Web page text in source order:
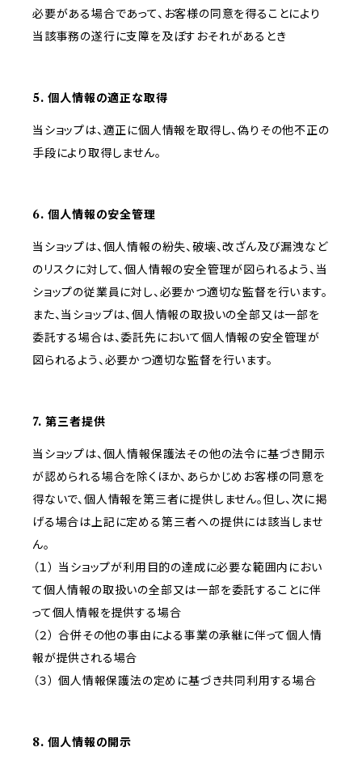
必要がある場合であって、お客様の同意を得ることにより
当該事務の遂行に支障を及ぼすおそれがあるとき
5. 個人情報の適正な取得
当ショップは、適正に個人情報を取得し、偽りその他不正の
手段により取得しません。
6. 個人情報の安全管理
当ショップは、個人情報の紛失、破壊、改ざん及び漏洩など
のリスクに対して、個人情報の安全管理が図られるよう、当
ショップの従業員に対し、必要かつ適切な監督を行います。
また、当ショップは、個人情報の取扱いの全部又は一部を
委託する場合は、委託先において個人情報の安全管理が
図られるよう、必要かつ適切な監督を行います。
7. 第三者提供
当ショップは、個人情報保護法その他の法令に基づき開示
が認められる場合を除くほか、あらかじめお客様の同意を
得ないで、個人情報を第三者に提供しません。但し、次に掲
げる場合は上記に定める第三者への提供には該当しませ
ん。
（１） 当ショップが利用目的の達成に必要な範囲内におい
て個人情報の取扱いの全部又は一部を委託することに伴
って個人情報を提供する場合
（２） 合併その他の事由による事業の承継に伴って個人情
報が提供される場合
（３） 個人情報保護法の定めに基づき共同利用する場合
8. 個人情報の開示